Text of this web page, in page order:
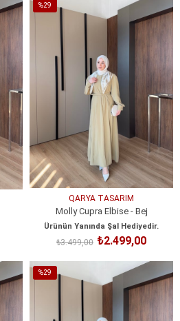
%29
QARYA TASARIM
Molly Cupra Elbise - Bej
Ürünün Yanında Şal Hediyedir.
₺2.499,00
₺3.499,00
SEPETE EKLE
%29